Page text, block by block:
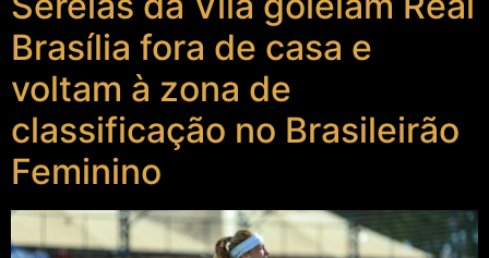
Brasília fora de casa e
voltam à zona de
classificação no Brasileirão
Feminino